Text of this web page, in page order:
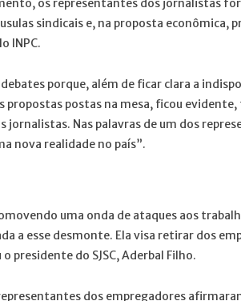
os representantes dos jornalistas
sindicais e, na proposta econômica,
INPC.
porque, além de ficar clara a
propostas postas na mesa, ficou
Nas palavras de um dos
nova realidade no país”.
uma onda de ataques aos
a esse desmonte. Ela visa retirar dos
presidente do SJSC, Aderbal Filho.
dos empregadores